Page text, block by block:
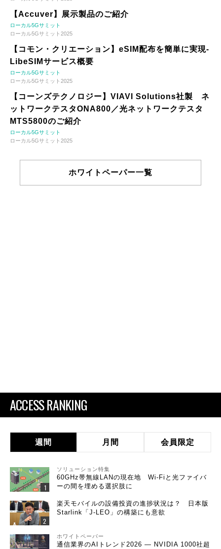
【Accuver】展示製品のご紹介
ローカル5Gサミット
ローカル5Gサミット2025
【コモン・クリエーション】eSIM配布を簡単に実現-
LibeSIMサービス概要
ローカル5Gサミット
ローカル5Gサミット2025
【コーンズテクノロジー】VIAVI Solutions社製 ネ
ットワークテスタONA800／光ネットワークテスタ
MTS5800のご紹介
ローカル5Gサミット
ローカル5Gサミット2025
ホワイトペーパー一覧
ACCESS RANKING
週間 月間 会員限定
ソリューション特集
60GHz帯無線LANの現在地 Wi-Fiと光ファイバ
ーの間を埋める選択肢に
楽天モバイルの設備投資の進捗状況は？ 日本版
Starlink「J-LEO」の構築にも意欲
ホワイトペーパー
通信業界のAIトレンド2026 ― NVIDIA 1000社超